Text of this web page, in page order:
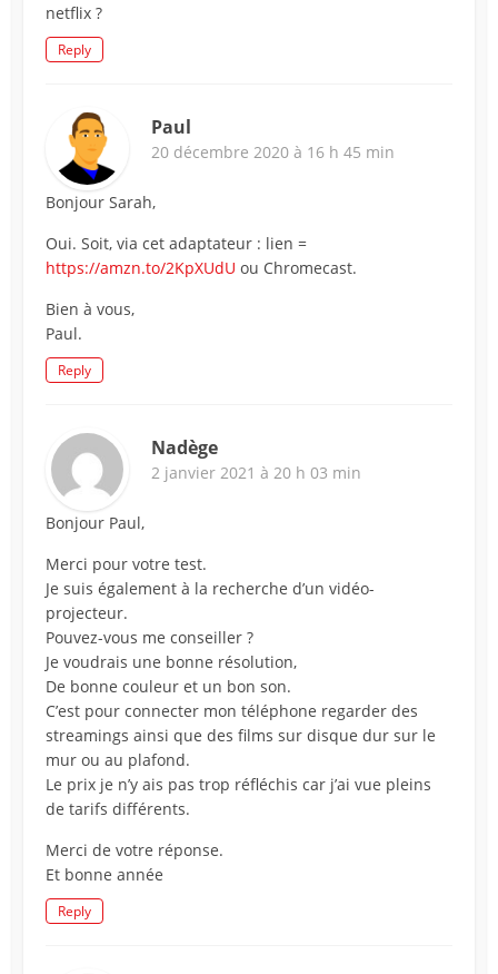
netflix ?
Reply
Paul
20 décembre 2020 à 16 h 45 min
Bonjour Sarah,
Oui. Soit, via cet adaptateur : lien =
https://amzn.to/2KpXUdU ou Chromecast.
Bien à vous,
Paul.
Reply
Nadège
2 janvier 2021 à 20 h 03 min
Bonjour Paul,
Merci pour votre test.
Je suis également à la recherche d’un vidéo-
projecteur.
Pouvez-vous me conseiller ?
Je voudrais une bonne résolution,
De bonne couleur et un bon son.
C’est pour connecter mon téléphone regarder des
streamings ainsi que des films sur disque dur sur le
mur ou au plafond.
Le prix je n’y ais pas trop réfléchis car j’ai vue pleins
de tarifs différents.
Merci de votre réponse.
Et bonne année
Reply